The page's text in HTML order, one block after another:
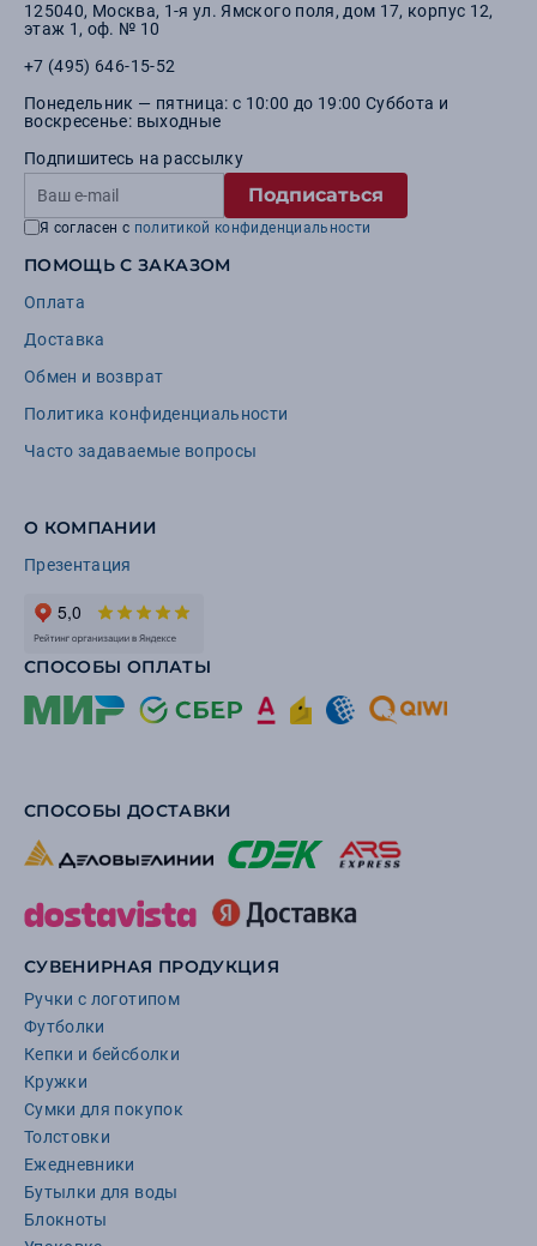
125040, Москва, 1-я ул. Ямского поля, дом 17, корпус 12,
этаж 1, оф. № 10
+7 (495) 646-15-52
Понедельник — пятница: с 10:00 до 19:00 Суббота и
воскресенье: выходные
Подпишитесь на рассылку
Подписаться
Я согласен с политикой конфиденциальности
ПОМОЩЬ С ЗАКАЗОМ
Оплата
Доставка
Обмен и возврат
Политика конфиденциальности
Часто задаваемые вопросы
О КОМПАНИИ
Презентация
СПОСОБЫ ОПЛАТЫ
СПОСОБЫ ДОСТАВКИ
СУВЕНИРНАЯ ПРОДУКЦИЯ
Ручки с логотипом
Футболки
Кепки и бейсболки
Кружки
Сумки для покупок
Толстовки
Ежедневники
Бутылки для воды
Блокноты